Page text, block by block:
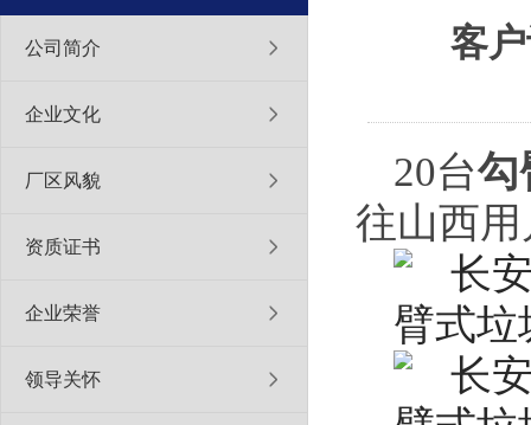
公司简介
企业文化
厂区风貌
资质证书
企业荣誉
领导关怀
客
20台勾
往山西